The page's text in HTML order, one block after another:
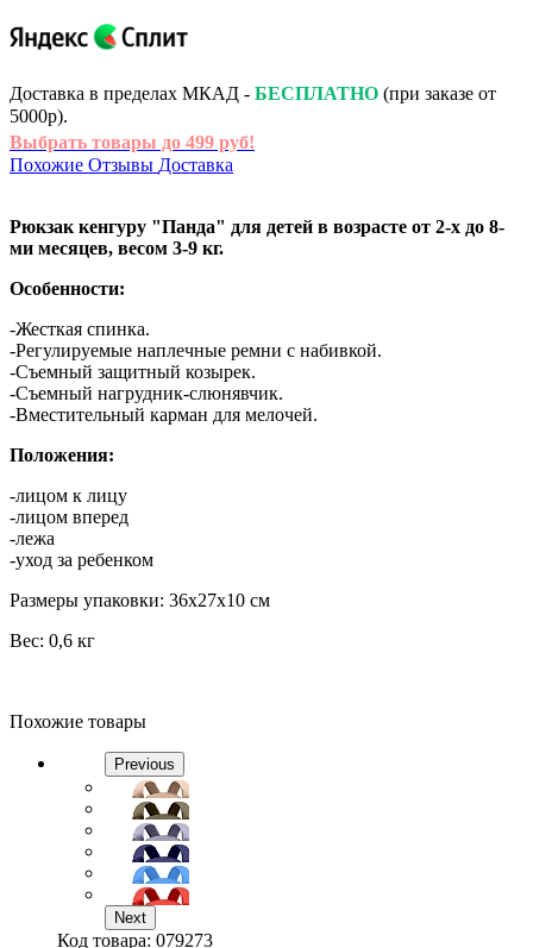
Доставка в пределах МКАД - БЕСПЛАТНО (при заказе от
5000р).
Выбрать товары до 499 руб!
Похожие Отзывы Доставка
Рюкзак кенгуру "Панда" для детей в возрасте от 2-х до 8-
ми месяцев, весом 3-9 кг.
Особенности:
-Жесткая спинка.
-Регулируемые наплечные ремни с набивкой.
-Съемный защитный козырек.
-Съемный нагрудник-слюнявчик.
-Вместительный карман для мелочей.
Положения:
-лицом к лицу
-лицом вперед
-лежа
-уход за ребенком
Размеры упаковки: 36х27х10 см
Вес: 0,6 кг
Похожие товары
Previous
Next
Код товара: 079273